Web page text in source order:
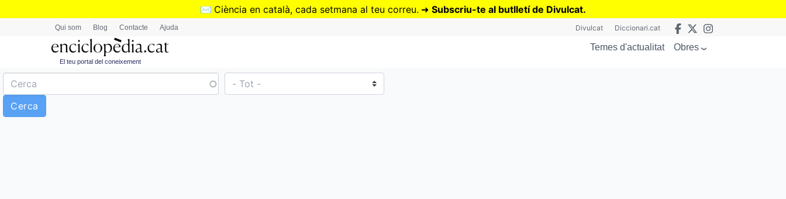
Vés
✉️ Ciència en català, cada setmana al teu correu. ➜ Subscriu-te al butlletí de Divulcat.
Qui som Blog Contacte Ajuda Divulcat Diccionari.cat
El teu portal del coneixement
Temes d'actualitat Obres